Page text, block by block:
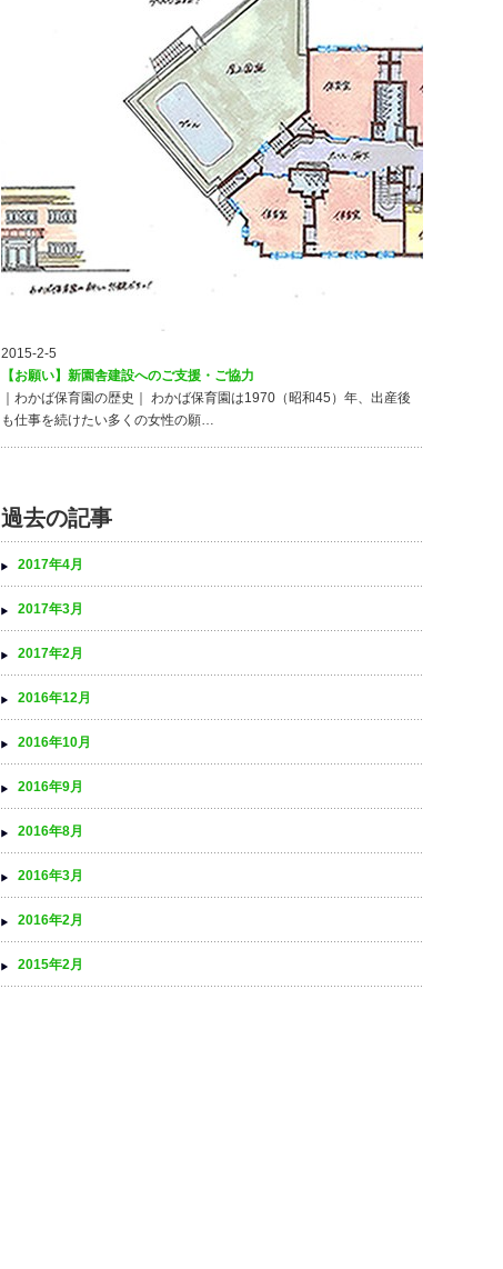
2015-2-5
【お願い】新園舎建設へのご支援・ご協力
｜わかば保育園の歴史｜ わかば保育園は1970（昭和45）年、出産後
も仕事を続けたい多くの女性の願…
過去の記事
2017年4月
2017年3月
2017年2月
2016年12月
2016年10月
2016年9月
2016年8月
2016年3月
2016年2月
2015年2月